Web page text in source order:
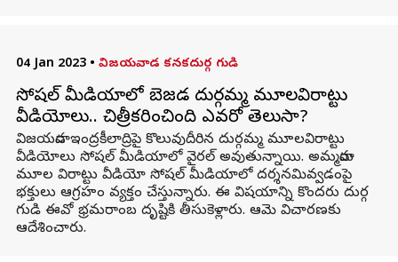
04 Jan 2023 • విజయవాడ కనకదుర్గ గుడి
సోషల్ మీడియాలో బెజవాడ దుర్గమ్మ మూలవిరాట్టు
వీడియోలు.. చిత్రీకరించింది ఎవరో తెలుసా?
విజయవాడ ఇంద్రకీలాద్రిపై కొలువుదీరిన దుర్గమ్మ మూలవిరాట్టు
వీడియోలు సోషల్ మీడియాలో వైరల్‌ అవుతున్నాయి. అమ్మవారు
మూల విరాట్టు వీడియో సోషల్ మీడియాలో దర్శనమివ్వడంపై
భక్తులు ఆగ్రహం వ్యక్తం చేస్తున్నారు. ఈ విషయాన్ని కొందరు దుర్గ
గుడి ఈవో భ్రమరాంబ దృష్టికి తీసుకెళ్లారు. ఆమె విచారణకు
ఆదేశించారు.